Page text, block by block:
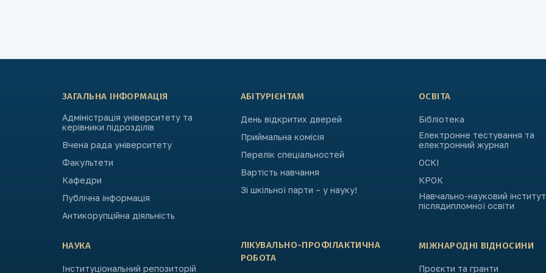
ЗАГАЛЬНА ІНФОРМАЦІЯ
Адміністрація університету та
керівники підрозділів
Вчена рада університету
Факультети
Кафедри
Публічна інформація
Антикорупційна діяльність
АБІТУРІЄНТАМ
День відкритих дверей
Приймальна комісія
Перелік спеціальностей
Вартість навчання
Зі шкільної парти – у науку!
ОСВІТА
Бібліотека
Електронне тестування та
електронний журнал
ОСКІ
КРОК
Навчально-науковий інститут
післядипломної освіти
НАУКА
Інституціональний репозиторій
ЛІКУВАЛЬНО-ПРОФІЛАКТИЧНА
РОБОТА
МІЖНАРОДНІ ВІДНОСИНИ
Проєкти та гранти